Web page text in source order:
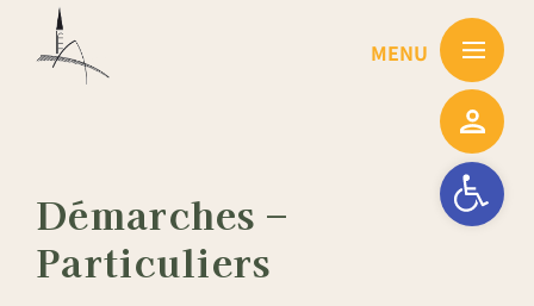
Ouvrir la
Démarches –
Particuliers